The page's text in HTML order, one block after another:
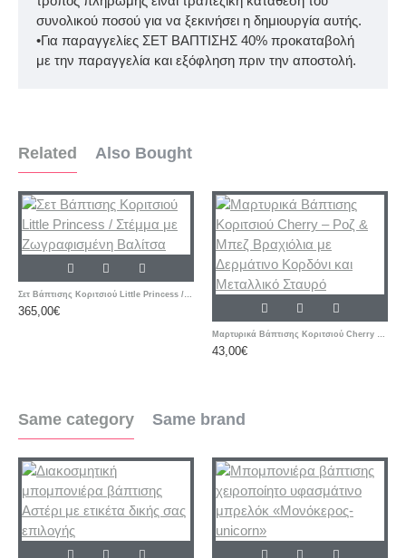
συνολικού ποσού για να ξεκινήσει η δημιουργία αυτής.
•Για παραγγελίες ΣΕΤ ΒΑΠΤΙΣΗΣ 40% προκαταβολή
με την παραγγελία και εξόφληση πριν την αποστολή.
Related Also Bought
Σετ Βάπτισης Κοριτσιού Little Princess / Στέμμα με Ζωγραφισμένη Βαλίτσα
365,00€
Μαρτυρικά Βάπτισης Κοριτσιού Cherry – Ροζ & Μπεζ Βραχιόλια με Δερμάτινο Κορδόνι και Μεταλλικό Σταυρό
43,00€
Same category Same brand